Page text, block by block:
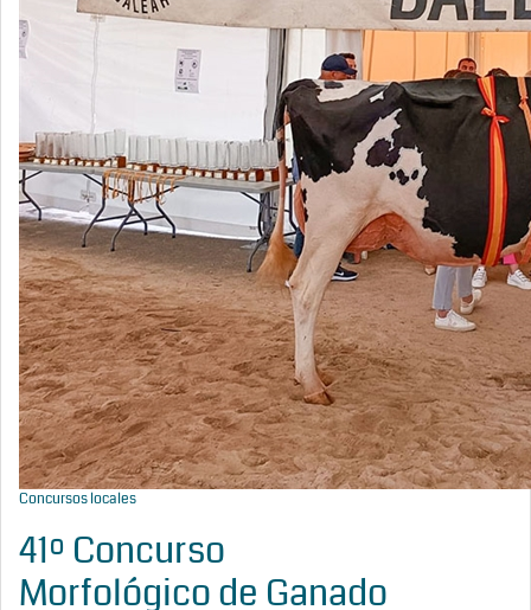
Concursos locales
41º Concurso
Morfológico de Ganado